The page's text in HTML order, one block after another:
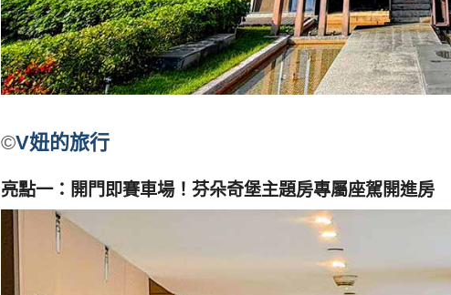
©V妞的旅行
亮點一：開門即賽車場！芬朵奇堡主題房專屬座駕開進房